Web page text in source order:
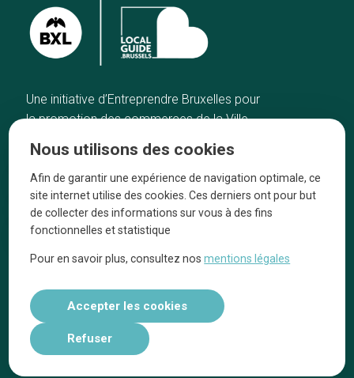
Une initiative d’Entreprendre Bruxelles pour
la promotion des commerces de la Ville
Accueil
Bonnes adresses
Quartiers
Blog
Tops 10
Artisans
A propos
On parle de nous
Nous utilisons des cookies
Afin de garantir une expérience de navigation optimale, ce
site internet utilise des cookies. Ces derniers ont pour but
de collecter des informations sur vous à des fins
fonctionnelles et statistique
Pour en savoir plus, consultez nosmentions légales
Accepter les cookies
Refuser